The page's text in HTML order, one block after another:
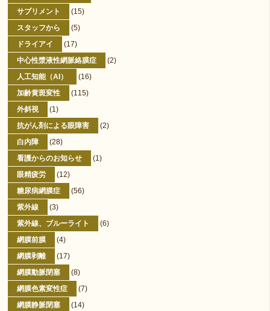
サプリメント
(15)
スタッフから
(5)
ドライアイ
(17)
中心性漿液性網脈絡膜症
(2)
人工知能（AI）
(16)
加齢黄斑変性
(115)
外斜視
(1)
抗がん剤による眼障害
(2)
白内障
(28)
看護からのお知らせ
(1)
眼精疲労
(12)
糖尿病網膜症
(56)
紫外線
(3)
紫外線、ブルーライト
(6)
網膜前膜
(4)
網膜剥離
(17)
網膜動脈閉塞
(8)
網膜色素変性症
(7)
網膜静脈閉塞
(14)